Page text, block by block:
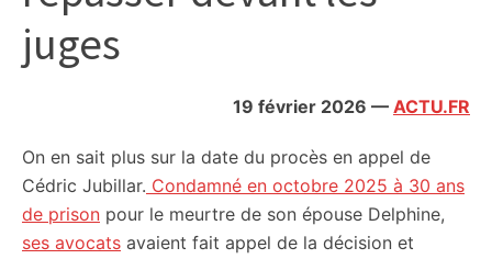
météo,
faits
divers
citoyennes
juges
19 février 2026 — ACTU.FR
On en sait plus sur la date du procès en appel de
Cédric Jubillar. Condamné en octobre 2025 à 30 ans
de prison pour le meurtre de son épouse Delphine,
ses avocats avaient fait appel de la décision et